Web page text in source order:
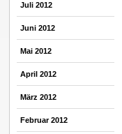
Juli 2012
Juni 2012
Mai 2012
April 2012
März 2012
Februar 2012